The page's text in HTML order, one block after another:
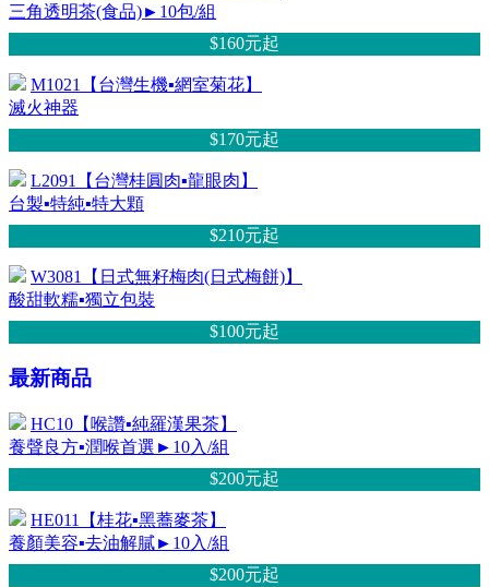
三角透明茶(食品)►10包/組
$160元起
M1021【台灣生機▪網室菊花】
滅火神器
$170元起
L2091【台灣桂圓肉▪龍眼肉】
台製▪特純▪特大顆
$210元起
W3081【日式無籽梅肉(日式梅餅)】
酸甜軟糯▪獨立包裝
$100元起
最新商品
HC10【喉讚▪純羅漢果茶】
養聲良方▪潤喉首選►10入/組
$200元起
HE011【桂花▪黑蕎麥茶】
養顏美容▪去油解膩►10入/組
$200元起